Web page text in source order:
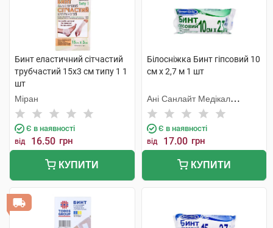
Бинт еластичний сітчастий
трубчастий 15х3 см типу 1 1
шт
Міран
Є в наявності
від 16.50 грн
КУПИТИ
Білосніжка Бинт гіпсовий 10
см х 2,7 м 1 шт
Ані Санлайт Медікал
Продактс
Є в наявності
від 17.00 грн
КУПИТИ